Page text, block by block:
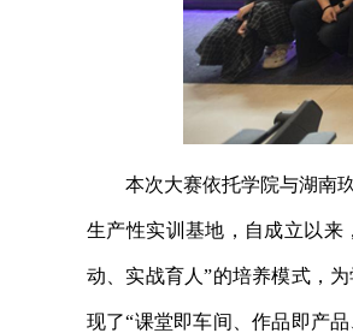
本次大赛依托学院与湖南
生产性实训基地，自成立以来
动、实战育人”的培养模式，
现了“课堂即车间、作品即产